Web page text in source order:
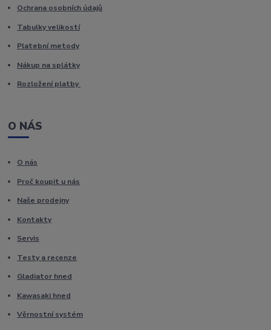
Ochrana osobních údajů
Tabulky velikostí
Platební metody
Nákup na splátky
Rozložení platby
O NÁS
O nás
Proč koupit u nás
Naše prodejny
Kontakty
Servis
Testy a recenze
Gladiator hned
Kawasaki hned
Věrnostní systém